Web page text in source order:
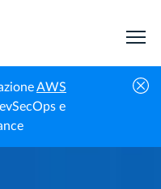
AWS
e
Anomalie di
l’Identificazione di Outlier nei